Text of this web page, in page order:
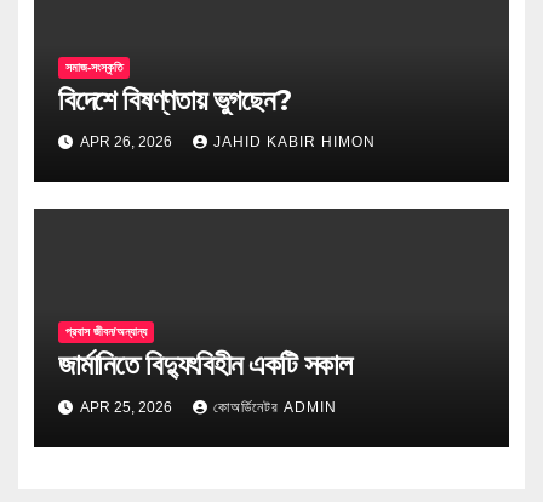
সমাজ-সংস্কৃতি
বিদেশে বিষণ্ণতায় ভুগছেন?
APR 26, 2026 JAHID KABIR HIMON
প্রবাস জীবন/অন্যান্য
জার্মানিতে বিদ্যুৎবিহীন একটি সকাল
APR 25, 2026 কোঅর্ডিনেটর ADMIN